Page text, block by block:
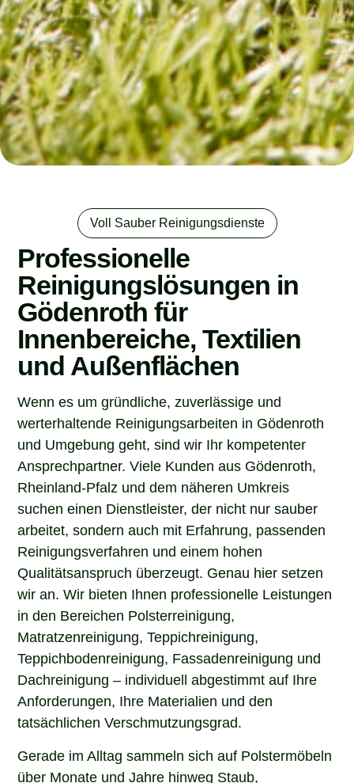
Voll Sauber Reinigungsdienste
Professionelle
Reinigungslösungen in
Gödenroth für
Innenbereiche, Textilien
und Außenflächen
Wenn es um gründliche, zuverlässige und
werterhaltende Reinigungsarbeiten in Gödenroth
und Umgebung geht, sind wir Ihr kompetenter
Ansprechpartner. Viele Kunden aus Gödenroth,
Rheinland-Pfalz und dem näheren Umkreis
suchen einen Dienstleister, der nicht nur sauber
arbeitet, sondern auch mit Erfahrung, passenden
Reinigungsverfahren und einem hohen
Qualitätsanspruch überzeugt. Genau hier setzen
wir an. Wir bieten Ihnen professionelle Leistungen
in den Bereichen Polsterreinigung,
Matratzenreinigung, Teppichreinigung,
Teppichbodenreinigung, Fassadenreinigung und
Dachreinigung – individuell abgestimmt auf Ihre
Anforderungen, Ihre Materialien und den
tatsächlichen Verschmutzungsgrad.
Gerade im Alltag sammeln sich auf Polstermöbeln
über Monate und Jahre hinweg Staub,